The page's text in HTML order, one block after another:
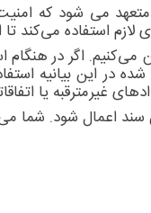
می شود که
استفاده می‌کند
اگر در هنگام
در این بیانیه
غیرمترقبه یا
سند اعمال شود. شما